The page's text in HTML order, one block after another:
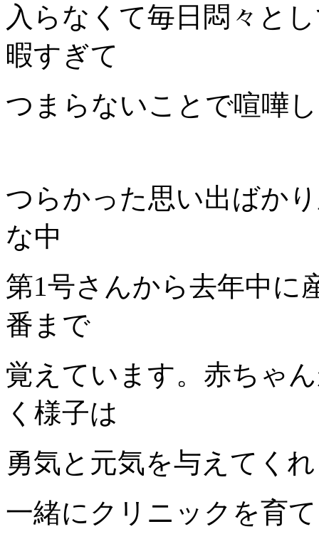
入らなくて毎日悶々と
暇すぎて
つまらないことで喧嘩
つらかった思い出ばか
な中
第1号さんから去年中に
番まで
覚えています。赤ちゃ
く様子は
勇気と元気を与えてく
一緒にクリニックを育